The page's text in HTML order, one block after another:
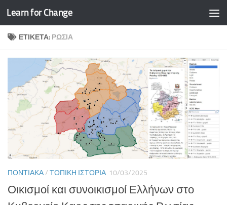
Skip to content
Learn for Change
ΕΤΙΚΈΤΑ: ΡΩΣΊΑ
ΠΟΝΤΙΑΚΆ/ ΤΟΠΙΚΉ ΙΣΤΟΡΊΑ 10/03/2025
Οικισμοί και συνοικισμοί Ελλήνων στο